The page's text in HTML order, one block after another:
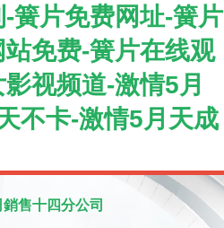
簧片免费网址-簧片
免费-簧片在线观
视频道-激情5月
不卡-激情5月天成
售十四分公司